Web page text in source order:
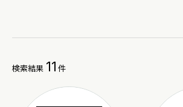
検索結果 11 件